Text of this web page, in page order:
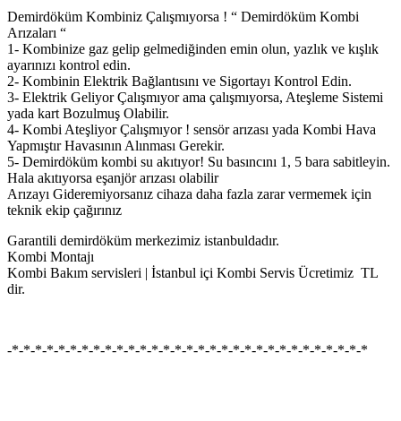
Demirdöküm Kombiniz Çalışmıyorsa ! “ Demirdöküm Kombi
Arızaları “
1- Kombinize gaz gelip gelmediğinden emin olun, yazlık ve kışlık
ayarınızı kontrol edin.
2- Kombinin Elektrik Bağlantısını ve Sigortayı Kontrol Edin.
3- Elektrik Geliyor Çalışmıyor ama çalışmıyorsa, Ateşleme Sistemi
yada kart Bozulmuş Olabilir.
4- Kombi Ateşliyor Çalışmıyor ! sensör arızası yada Kombi Hava
Yapmıştır Havasının Alınması Gerekir.
5- Demirdöküm kombi su akıtıyor! Su basıncını 1, 5 bara sabitleyin.
Hala akıtıyorsa eşanjör arızası olabilir
Arızayı Gideremiyorsanız cihaza daha fazla zarar vermemek için
teknik ekip çağırınız
Garantili demirdöküm merkezimiz istanbuldadır.
Kombi Montajı
Kombi Bakım servisleri | İstanbul içi Kombi Servis Ücretimiz TL
dir.
-*-*-*-*-*-*-*-*-*-*-*-*-*-*-*-*-*-*-*-*-*-*-*-*-*-*-*-*-*-*-*